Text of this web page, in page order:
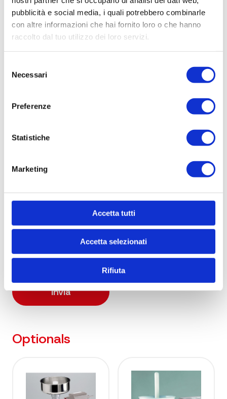
pubblicità e social media, i quali potrebbero combinarle
con altre informazioni che hai fornito loro o che hanno
raccolto dal tuo utilizzo dei loro servizi.
delNecessari
Preferenze
Statistiche
Marketing
Accetta tutti
Accetta selezionati
Rifiuta
Dichiaro di essere maggiorenne e di aver
preso visione dellaInformativa privacy
Optionals